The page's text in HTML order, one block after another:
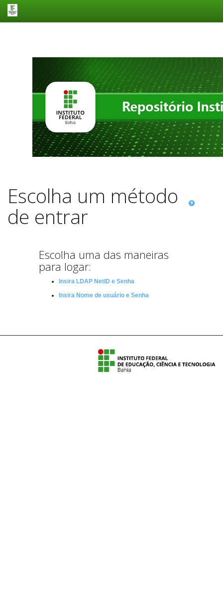
Escolha um método
de entrar
Escolha uma das maneiras
para logar:
Insira LDAP NetID e Senha
Insira Nome de usuário e Senha